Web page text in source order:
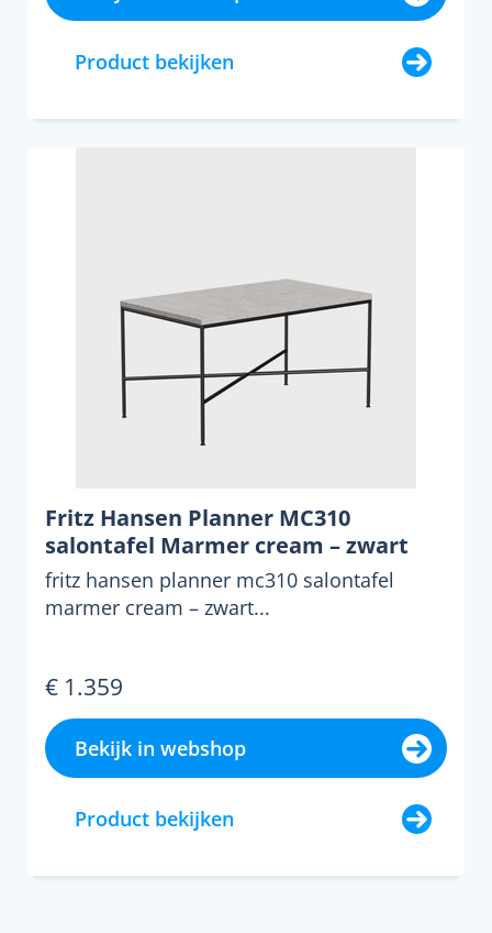
Product bekijken
Fritz Hansen Planner MC310
salontafel Marmer cream – zwart
fritz hansen planner mc310 salontafel
marmer cream – zwart...
€ 1.359
Bekijk in webshop
Product bekijken